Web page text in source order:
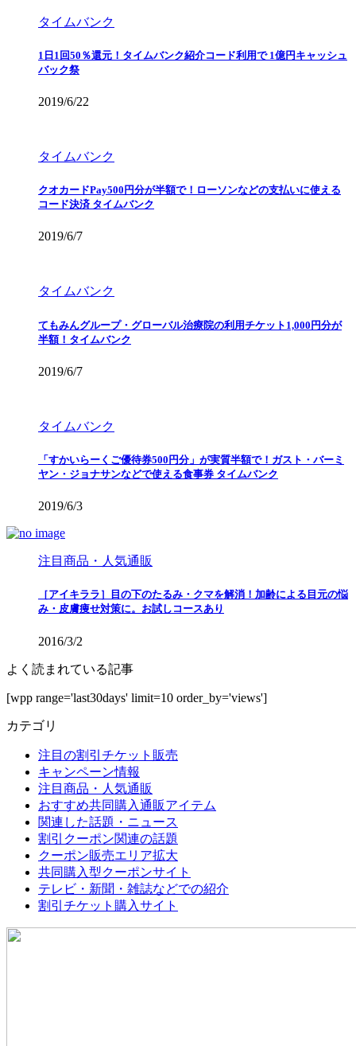
タイムバンク
1日1回50％還元！タイムバンク紹介コード利用で 1億円キャッシュ
バック祭
2019/6/22
タイムバンク
クオカードPay500円分が半額で！ローソンなどの支払いに使える
コード決済 タイムバンク
2019/6/7
タイムバンク
てもみんグループ・グローバル治療院の利用チケット1,000円分が
半額！タイムバンク
2019/6/7
タイムバンク
「すかいらーくご優待券500円分」が実質半額で！ガスト・バーミ
ヤン・ジョナサンなどで使える食事券 タイムバンク
2019/6/3
注目商品・人気通販
［アイキララ］目の下のたるみ・クマを解消！加齢による目元の悩
み・皮膚痩せ対策に。お試しコースあり
2016/3/2
よく読まれている記事
[wpp range='last30days' limit=10 order_by='views']
カテゴリ
注目の割引チケット販売
キャンペーン情報
注目商品・人気通販
おすすめ共同購入通販アイテム
関連した話題・ニュース
割引クーポン関連の話題
クーポン販売エリア拡大
共同購入型クーポンサイト
テレビ・新聞・雑誌などでの紹介
割引チケット購入サイト